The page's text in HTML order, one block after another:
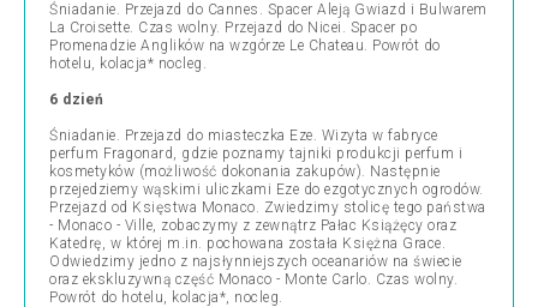
Śniadanie. Przejazd do Cannes. Spacer Aleją Gwiazd i Bulwarem
La Croisette. Czas wolny. Przejazd do Nicei. Spacer po
Promenadzie Anglików na wzgórze Le Chateau. Powrót do
hotelu, kolacja* nocleg.
6 dzień
Śniadanie. Przejazd do miasteczka Eze. Wizyta w fabryce
perfum Fragonard, gdzie poznamy tajniki produkcji perfum i
kosmetyków (możliwość dokonania zakupów). Następnie
przejedziemy wąskimi uliczkami Eze do ezgotycznych ogrodów.
Przejazd od Księstwa Monaco. Zwiedzimy stolicę tego państwa
- Monaco - Ville, zobaczymy z zewnątrz Pałac Książęcy oraz
Katedrę, w której m.in. pochowana została Księżna Grace.
Odwiedzimy jedno z najsłynniejszych oceanariów na świecie
oraz ekskluzywną część Monaco - Monte Carlo. Czas wolny.
Powrót do hotelu, kolacja*, nocleg.